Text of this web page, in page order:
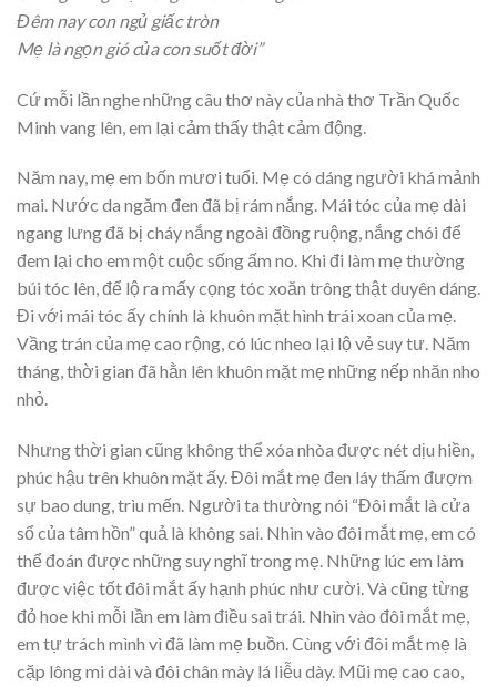
Đêm nay con ngủ giấc tròn
Mẹ là ngọn gió của con suốt đời”
Cứ mỗi lần nghe những câu thơ này của nhà thơ Trần Quốc
Minh vang lên, em lại cảm thấy thật cảm động.
Năm nay, mẹ em bốn mươi tuổi. Mẹ có dáng người khá mảnh
mai. Nước da ngăm đen đã bị rám nắng. Mái tóc của mẹ dài
ngang lưng đã bị cháy nắng ngoài đồng ruộng, nắng chói để
đem lại cho em một cuộc sống ấm no. Khi đi làm mẹ thường
búi tóc lên, để lộ ra mấy cọng tóc xoăn trông thật duyên dáng.
Đi với mái tóc ấy chính là khuôn mặt hình trái xoan của mẹ.
Vầng trán của mẹ cao rộng, có lúc nheo lại lộ vẻ suy tư. Năm
tháng, thời gian đã hằn lên khuôn mặt mẹ những nếp nhăn nho
nhỏ.
Nhưng thời gian cũng không thể xóa nhòa được nét dịu hiền,
phúc hậu trên khuôn mặt ấy. Đôi mắt mẹ đen láy thấm đượm
sự bao dung, trìu mến. Người ta thường nói “Đôi mắt là cửa
sổ của tâm hồn” quả là không sai. Nhìn vào đôi mắt mẹ, em có
thể đoán được những suy nghĩ trong mẹ. Những lúc em làm
được việc tốt đôi mắt ấy hạnh phúc như cười. Và cũng từng
đỏ hoe khi mỗi lần em làm điều sai trái. Nhìn vào đôi mắt mẹ,
em tự trách mình vì đã làm mẹ buồn. Cùng với đôi mắt mẹ là
cặp lông mi dài và đôi chân mày lá liễu dày. Mũi mẹ cao cao,